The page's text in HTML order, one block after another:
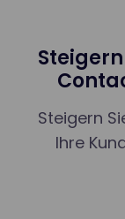
Steigern
Ihre